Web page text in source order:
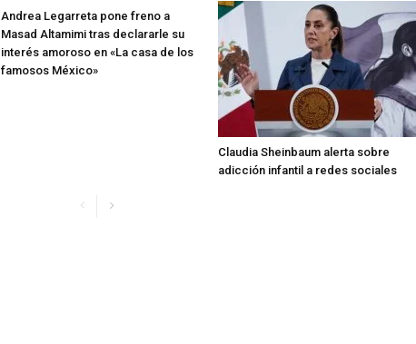
Andrea Legarreta pone freno a
Masad Altamimi tras declararle su
interés amoroso en «La casa de los
famosos México»
Claudia Sheinbaum alerta sobre
adicción infantil a redes sociales